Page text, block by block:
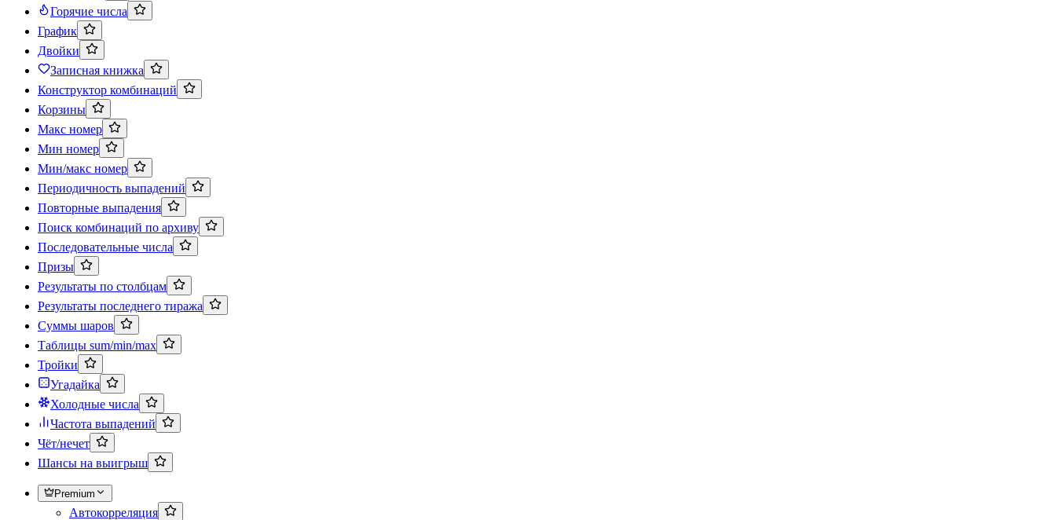
Горячие числа
График
Двойки
Записная книжка
Конструктор комбинаций
Корзины
Макс номер
Мин номер
Мин/макс номер
Периодичность выпадений
Повторные выпадения
Поиск комбинаций по архиву
Последовательные числа
Призы
Результаты по столбцам
Результаты последнего тиража
Суммы шаров
Таблицы sum/min/max
Тройки
Угадайка
Холодные числа
Частота выпадений
Чёт/нечет
Шансы на выигрыш
Premium
Автокорреляция